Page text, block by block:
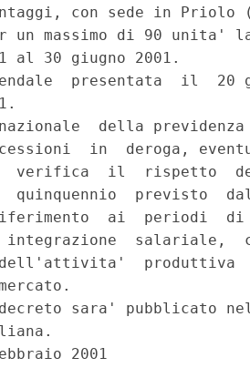
con sede in
un massimo di 90 unita'
al 30 giugno 2001.
presentata  il  20
della
in  deroga,
verifica  il  rispetto
previsto
ai  periodi  di
salariale,
dell'attivita'  produttiva
sara' pubblicato
2001